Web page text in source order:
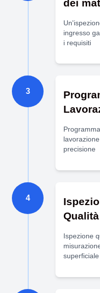
dei
ingresso
i requisiti
3
precisione
4
Qualità
Ispezione
superficiale